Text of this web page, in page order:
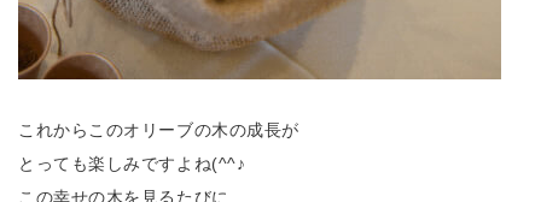
これからこのオリーブの木の成長が
とっても楽しみですよね(^^♪
この幸せの木を見るたびに